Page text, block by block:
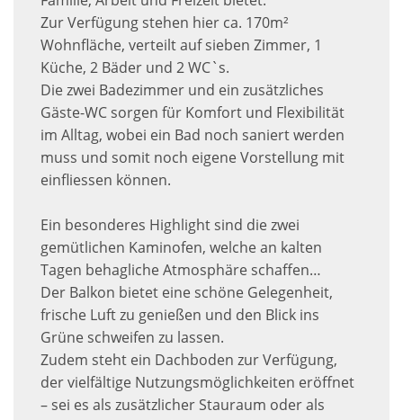
Zur Verfügung stehen hier ca. 170m²
Wohnfläche, verteilt auf sieben Zimmer, 1
Küche, 2 Bäder und 2 WC`s.
Die zwei Badezimmer und ein zusätzliches
Gäste-WC sorgen für Komfort und Flexibilität
im Alltag, wobei ein Bad noch saniert werden
muss und somit noch eigene Vorstellung mit
einfliessen können.
Ein besonderes Highlight sind die zwei
gemütlichen Kaminofen, welche an kalten
Tagen behagliche Atmosphäre schaffen…
Der Balkon bietet eine schöne Gelegenheit,
frische Luft zu genießen und den Blick ins
Grüne schweifen zu lassen.
Zudem steht ein Dachboden zur Verfügung,
der vielfältige Nutzungsmöglichkeiten eröffnet
– sei es als zusätzlicher Stauraum oder als